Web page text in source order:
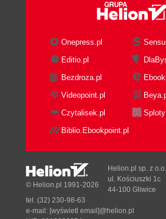
Onepress.pl
Editio.pl
Bezdroza.pl
Videopoint.pl
Czytalisek.pl
Sploty
Biblio.Ebookpoint.pl
© Helion.pl 1991-2026
Helion.pl sp. z o.o.
ul. Kościuszki 1c
44-100 Gliwice
tel. (32) 230-98-63
e-mail: [wyświetl email]@helion.pl